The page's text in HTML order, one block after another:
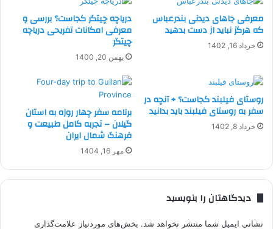
معرفی جاهای دیدنی بندرعباس
که هرگز نباید از دست بدهید
خرداد 16, 1402
دریاچه چیتگر کجاست؟ بررسی و
معرفی امکانات تفریحی دریاچه
چیتگر
بهمن 20, 1400
روستای فیلبند کجاست؟ + آنچه در
سفر به روستای فیلبند باید بدانید
خرداد 8, 1402
برنامه سفر چهار روزه به استان
گیلان – تجربه کامل طبیعت و
فرهنگ شمال ایران
مهر 16, 1404
دیدگاهتان را بنویسید
نشانی ایمیل شما منتشر نخواهد شد. بخش‌های موردنیاز علامت‌گذاری